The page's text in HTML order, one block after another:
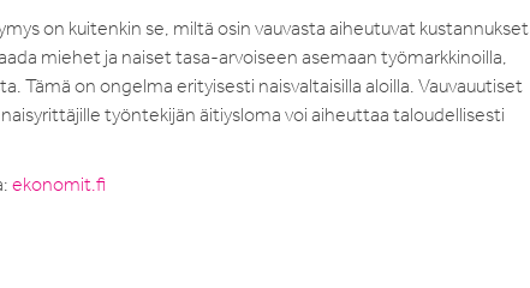
on kuitenkin se, miltä osin vauvasta aiheutuvat kustannukset
miehet ja naiset tasa-arvoiseen asemaan työmarkkinoilla,
Tämä on ongelma erityisesti naisvaltaisilla aloilla. Vauvauutiset
työntekijän äitiysloma voi aiheuttaa taloudellisesti
ekonomit.fi